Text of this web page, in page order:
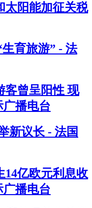
太阳能加征关税
育旅游” - 法
客曾呈阳性 现
广播电台
新议长 - 法国
14亿欧元利息收
广播电台